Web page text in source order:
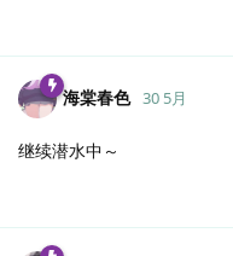
海棠春色 30 5月
继续潜水中～